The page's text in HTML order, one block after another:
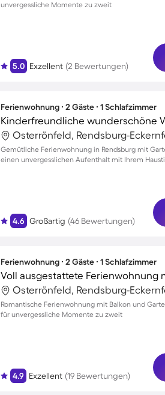
unvergessliche Momente zu zweit
5.0 Exzellent (2 Bewertungen)
Ferienwohnung ∙ 2 Gäste ∙ 1 Schlafzimmer
Gemütliche Ferienwohnung in Rendsburg mit
einen unvergesslichen Aufenthalt mit Ihrem
4.6 Großartig (46 Bewertungen)
Ferienwohnung ∙ 2 Gäste ∙ 1 Schlafzimmer
Voll ausgestattete Ferienwohnung
Romantische Ferienwohnung mit Balkon und
für unvergessliche Momente zu zweit
4.9 Exzellent (19 Bewertungen)